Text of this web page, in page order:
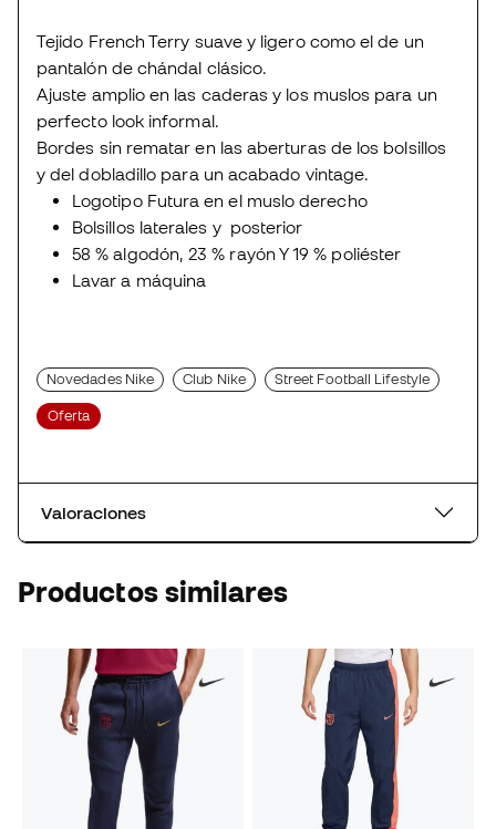
Tejido French Terry suave y ligero como el de un
pantalón de chándal clásico.
Ajuste amplio en las caderas y los muslos para un
perfecto look informal.
Bordes sin rematar en las aberturas de los bolsillos
y del dobladillo para un acabado vintage.
Logotipo Futura en el muslo derecho
Bolsillos laterales y posterior
58 % algodón, 23 % rayón Y 19 % poliéster
Lavar a máquina
Novedades Nike Club Nike Street Football Lifestyle
Oferta
Valoraciones
Productos similares